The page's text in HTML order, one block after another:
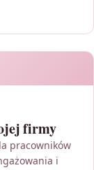
firmy
pracowników
i